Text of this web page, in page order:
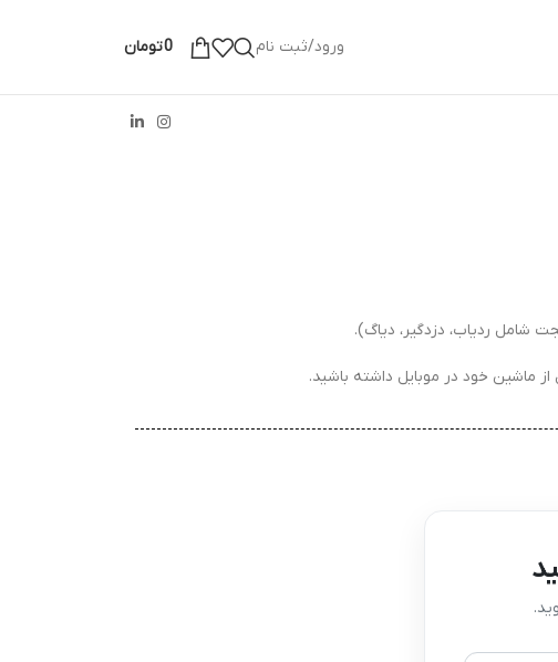
ورود/ثبت نام 0تومان
شامل ردیاب، دزدگیر، دیاگ).
ماشین خود در موبایل داشته باشید.